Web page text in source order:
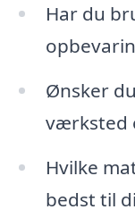
Har du
Ønsker
værksted
Hvilke
bedst til